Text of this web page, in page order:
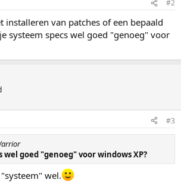
#2
installeren van patches of een bepaald
systeem specs wel goed "genoeg" voor
#3
wel goed "genoeg" voor windows XP?
wel.